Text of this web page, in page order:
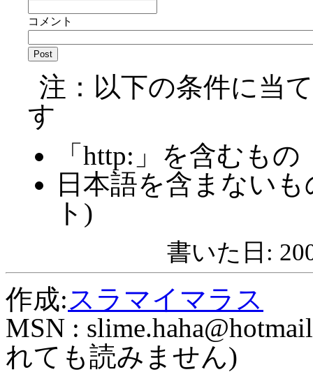
コメント
注：以下の条件に当
す
「http:」を含むもの
日本語を含まない
ト)
書いた日:
作成:スラマイマラス
MSN :
れても読みません)